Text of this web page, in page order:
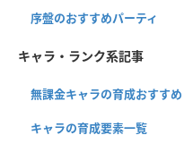
序盤のおすすめパーティ
キャラ・ランク系記事
無課金キャラの育成おすすめ
キャラの育成要素一覧